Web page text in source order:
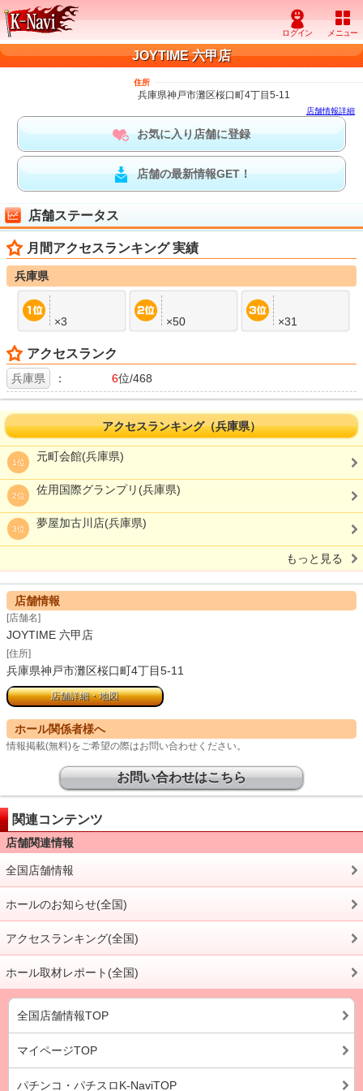
JOYTIME 六甲店
住所
兵庫県神戸市灘区桜口町4丁目5-11
店舗情報詳細
お気に入り店舗に登録
店舗の最新情報GET！
店舗ステータス
月間アクセスランキング 実績
兵庫県
×3 ×50 ×31
アクセスランク
兵庫県 ： 6位/468
アクセスランキング（兵庫県）
1位 元町会館(兵庫県)
2位 佐用国際グランプリ(兵庫県)
3位 夢屋加古川店(兵庫県)
もっと見る
店舗情報
[店舗名]
JOYTIME 六甲店
[住所]
兵庫県神戸市灘区桜口町4丁目5-11
店舗詳細・地図
ホール関係者様へ
情報掲載(無料)をご希望の際はお問い合わせください。
お問い合わせはこちら
関連コンテンツ
店舗関連情報
全国店舗情報
ホールのお知らせ(全国)
アクセスランキング(全国)
ホール取材レポート(全国)
全国店舗情報TOP
マイページTOP
パチンコ・パチスロK-NaviTOP